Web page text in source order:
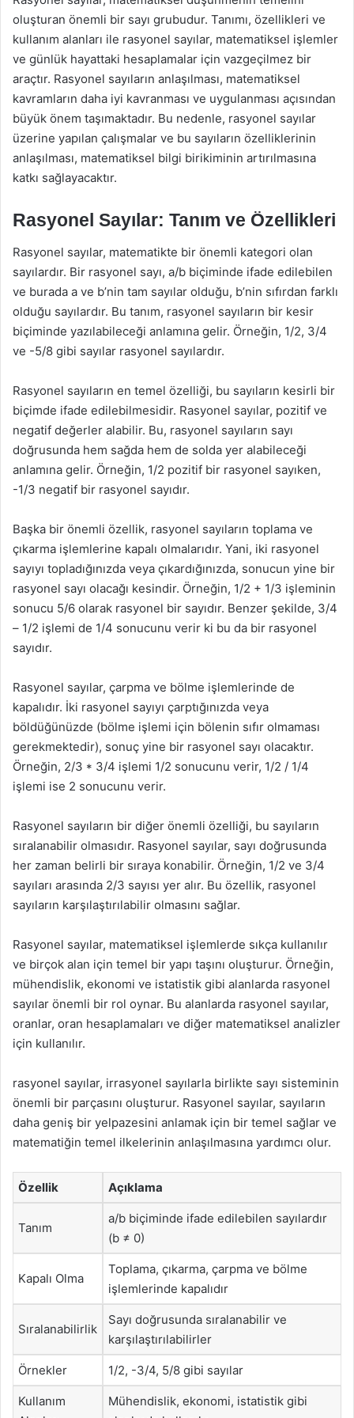
oluşturan önemli bir sayı grubudur. Tanımı, özellikleri ve
kullanım alanları ile rasyonel sayılar, matematiksel işlemler
ve günlük hayattaki hesaplamalar için vazgeçilmez bir
araçtır. Rasyonel sayıların anlaşılması, matematiksel
kavramların daha iyi kavranması ve uygulanması açısından
büyük önem taşımaktadır. Bu nedenle, rasyonel sayılar
üzerine yapılan çalışmalar ve bu sayıların özelliklerinin
anlaşılması, matematiksel bilgi birikiminin artırılmasına
katkı sağlayacaktır.
Rasyonel Sayılar: Tanım ve Özellikleri
Rasyonel sayılar, matematikte bir önemli kategori olan
sayılardır. Bir rasyonel sayı, a/b biçiminde ifade edilebilen
ve burada a ve b’nin tam sayılar olduğu, b’nin sıfırdan farklı
olduğu sayılardır. Bu tanım, rasyonel sayıların bir kesir
biçiminde yazılabileceği anlamına gelir. Örneğin, 1/2, 3/4
ve -5/8 gibi sayılar rasyonel sayılardır.
Rasyonel sayıların en temel özelliği, bu sayıların kesirli bir
biçimde ifade edilebilmesidir. Rasyonel sayılar, pozitif ve
negatif değerler alabilir. Bu, rasyonel sayıların sayı
doğrusunda hem sağda hem de solda yer alabileceği
anlamına gelir. Örneğin, 1/2 pozitif bir rasyonel sayıken,
-1/3 negatif bir rasyonel sayıdır.
Başka bir önemli özellik, rasyonel sayıların toplama ve
çıkarma işlemlerine kapalı olmalarıdır. Yani, iki rasyonel
sayıyı topladığınızda veya çıkardığınızda, sonucun yine bir
rasyonel sayı olacağı kesindir. Örneğin, 1/2 + 1/3 işleminin
sonucu 5/6 olarak rasyonel bir sayıdır. Benzer şekilde, 3/4
– 1/2 işlemi de 1/4 sonucunu verir ki bu da bir rasyonel
sayıdır.
Rasyonel sayılar, çarpma ve bölme işlemlerinde de
kapalıdır. İki rasyonel sayıyı çarptığınızda veya
böldüğünüzde (bölme işlemi için bölenin sıfır olmaması
gerekmektedir), sonuç yine bir rasyonel sayı olacaktır.
Örneğin, 2/3 * 3/4 işlemi 1/2 sonucunu verir, 1/2 / 1/4
işlemi ise 2 sonucunu verir.
Rasyonel sayıların bir diğer önemli özelliği, bu sayıların
sıralanabilir olmasıdır. Rasyonel sayılar, sayı doğrusunda
her zaman belirli bir sıraya konabilir. Örneğin, 1/2 ve 3/4
sayıları arasında 2/3 sayısı yer alır. Bu özellik, rasyonel
sayıların karşılaştırılabilir olmasını sağlar.
Rasyonel sayılar, matematiksel işlemlerde sıkça kullanılır
ve birçok alan için temel bir yapı taşını oluşturur. Örneğin,
mühendislik, ekonomi ve istatistik gibi alanlarda rasyonel
sayılar önemli bir rol oynar. Bu alanlarda rasyonel sayılar,
oranlar, oran hesaplamaları ve diğer matematiksel analizler
için kullanılır.
rasyonel sayılar, irrasyonel sayılarla birlikte sayı sisteminin
önemli bir parçasını oluşturur. Rasyonel sayılar, sayıların
daha geniş bir yelpazesini anlamak için bir temel sağlar ve
matematiğin temel ilkelerinin anlaşılmasına yardımcı olur.
Özellik Açıklama
Tanım
a/b biçiminde ifade edilebilen sayılardır
(b ≠ 0)
Kapalı Olma
Toplama, çıkarma, çarpma ve bölme
işlemlerinde kapalıdır
Sıralanabilirlik
Sayı doğrusunda sıralanabilir ve
karşılaştırılabilirler
Örnekler 1/2, -3/4, 5/8 gibi sayılar
Kullanım
Mühendislik, ekonomi, istatistik gibi